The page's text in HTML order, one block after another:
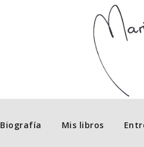
Biografía Mis libros